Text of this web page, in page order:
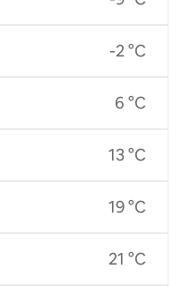
-2 °C
6 °C
13 °C
19 °C
21 °C